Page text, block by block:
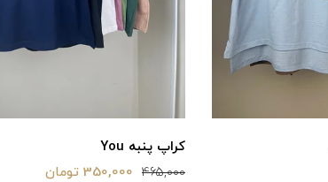
کراپ پنبه You
465,000 350,000 تومان